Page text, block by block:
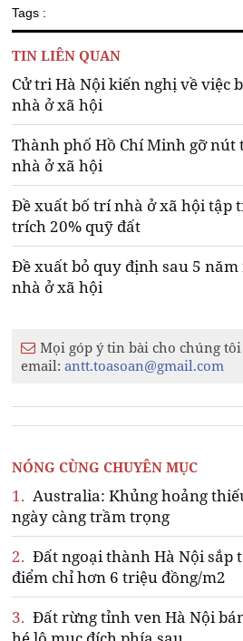
Tags :
TIN LIÊN QUAN
Cử tri Hà Nội kiến nghị về việc
nhà ở xã hội
Thành phố Hồ Chí Minh gỡ
nhà ở xã hội
Đề xuất bố trí nhà ở xã hội tập
trích 20% quỹ đất
Đề xuất bỏ quy định sau 5
nhà ở xã hội
Mọi góp ý tin bài cho chúng
email:antt.toasoan@gmail.com
NÓNG CÙNG CHUYÊN MỤC
1. Australia: Khủng hoảng
ngày càng trầm trọng
2. Đất ngoại thành Hà Nội sắp
điểm chỉ hơn 6 triệu đồng/m2
3. Đất rừng tỉnh ven Hà Nội